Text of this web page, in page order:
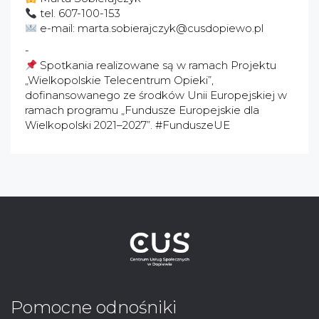
tel. 607-100-153
e-mail: marta.sobierajczyk@cusdopiewo.pl
-
Spotkania realizowane są w ramach Projektu
„Wielkopolskie Telecentrum Opieki”,
dofinansowanego ze środków Unii Europejskiej w
ramach programu „Fundusze Europejskie dla
Wielkopolski 2021–2027”. #FunduszeUE
Pomocne odnośniki